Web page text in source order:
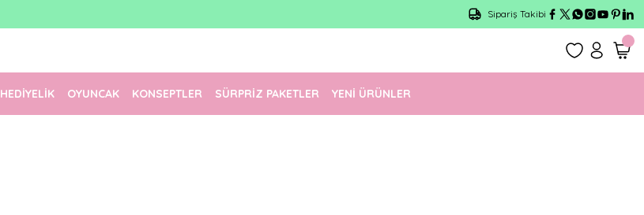
1500 TL Üzeri Ücretsiz Kargo
Sipariş Takibi
HEDİYELİK OYUNCAK KONSEPTLER SÜRPRİZ PAKETLER YENİ ÜRÜNLER